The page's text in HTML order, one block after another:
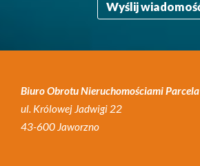
Biuro Obrotu Nieruchomościami Parcela
ul. Królowej Jadwigi 22
43-600 Jaworzno